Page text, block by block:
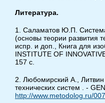
Литература.
1. Саламатов Ю.П.
(основы теории развития
испр. и доп., Книга для
INSTITUTE OF
157 с.
2. Любомирский А.,
технических систем . -
http://www.metodolog.ru/